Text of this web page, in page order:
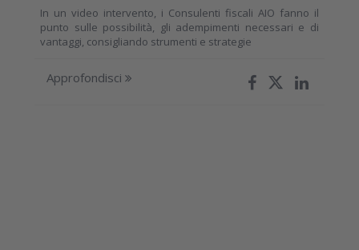
In un video intervento, i Consulenti fiscali AIO fanno il
punto sulle possibilità, gli adempimenti necessari e di
vantaggi, consigliando strumenti e strategie
Approfondisci